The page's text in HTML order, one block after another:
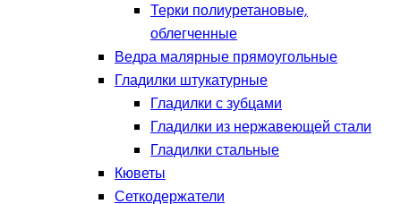
Терки полиуретановые,
облегченные
Ведра малярные прямоугольные
Гладилки штукатурные
Гладилки с зубцами
Гладилки из нержавеющей стали
Гладилки стальные
Кюветы
Сеткодержатели